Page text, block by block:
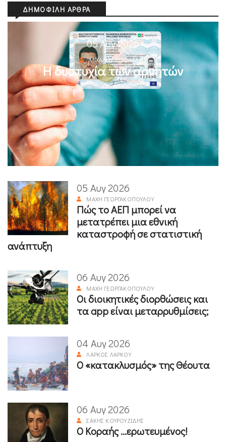
ΔΗΜΟΦΙΛΉ ΆΡΘΡΑ
05 Αυγ 2026
ΜΙΧΆΛΗΣ ΚΥΡΙΑΚΊΔΗΣ
Η δυστυχία των αρνητών
05 Αυγ 2026
ΜΆΧΗ ΓΕΩΡΓΑΚΟΠΟΎΛΟΥ
Πώς το ΑΕΠ μπορεί να
μετατρέπει μια εθνική
καταστροφή σε στατιστική
ανάπτυξη
06 Αυγ 2026
ΜΆΧΗ ΓΕΩΡΓΑΚΟΠΟΎΛΟΥ
Οι διοικητικές διορθώσεις και
τα app είναι μεταρρυθμίσεις;
04 Αυγ 2026
ΛΆΡΚΟΣ ΛΆΡΚΟΥ
Ο «κατακλυσμός» της Θέουτα
06 Αυγ 2026
ΣΆΚΗΣ ΚΟΥΡΟΥΖΊΔΗΣ
Ο Κοραής ...ερωτευμένος!